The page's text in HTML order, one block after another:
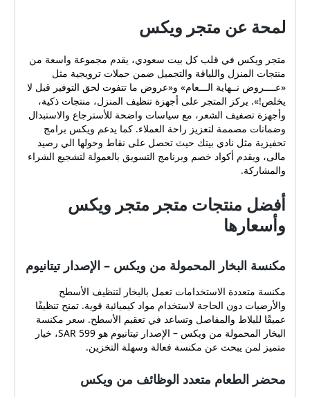
لمحة عن متجر ويكس
متجر ويكس في قلب كل بيت سعودي، يقدم مجموعة واسعة من
منتجات المنزل واللياقة والتجميل ضمن حملات ترويجية مثل
«عــــروض نــهاية الـــعام» و«عروض ما تتفوت لحق التوفير قبل لا
يخلص!». يركز المتجر على أجهزة تنظيف المنزل، منتجات ذكية،
وأجهزة تصفيف الشعر، مع سياسات واضحة للأسترجاع والاستبدال
وضمانات مصممة لتعزيز راحة العملاء. كما يدعم ويكس برامج
تحفيزية مثل نادي بيتك حيث تحصل على نقاط وحولها الي رصيد
مالى، ويقدم أكواد خصم وبرنامج التسويق بالعمولة لتشجيع الشراء
والمشاركة.
أفضل منتجات متجر متجر ويكس
وأسعارها
مكنسة البخار المحمولة من ويكس – الإصدار تيتانيوم
مكنسة متعددة الاستخدامات تعمل بالبخار لتنظيف الأسطح
والأرضيات دون الحاجة لاستخدام مواد كيميائية قوية. تمنح تنظيفًا
عميقًا للبلاط والمفاصل وتساعد في تعقيم الأسطح. سعر مكنسة
البخار المحمولة من ويكس – الإصدار تيتانيوم هو 599 SAR، خيار
متميز لمن يبحث عن مكنسة فعالة وسهلة التخزين.
محضر الطعام متعدد الوظائف من ويكس